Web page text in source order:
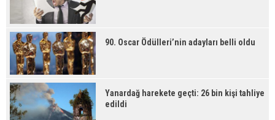
90. Oscar Ödülleri’nin adayları belli oldu
Yanardağ harekete geçti: 26 bin kişi tahliye
edildi